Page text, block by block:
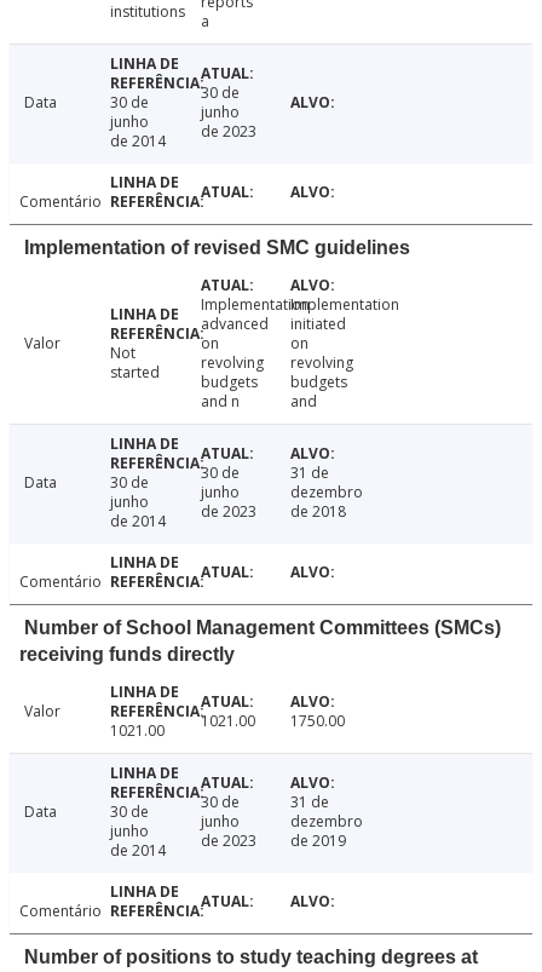
institutions
a
Data
30 de
junho
de 2014
30 de
junho
de 2023
Comentário
Implementation of revised SMC guidelines
Valor
Not
started
Implementation
advanced
on
revolving
budgets
and n
Implementation
initiated
on
revolving
budgets
and
Data
30 de
junho
de 2014
30 de
junho
de 2023
31 de
dezembro
de 2018
Comentário
Number of School Management Committees (SMCs)
receiving funds directly
Valor
1021.00
1021.00 1750.00
Data
30 de
junho
de 2014
30 de
junho
de 2023
31 de
dezembro
de 2019
Comentário
Number of positions to study teaching degrees at